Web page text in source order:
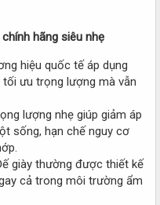
hãng siêu nhẹ
hiệu quốc tế áp dụng
ưu trọng lượng mà vẫn
lượng nhẹ giúp giảm áp
sống, hạn chế nguy cơ
giày thường được thiết kế
cả trong môi trường ẩm